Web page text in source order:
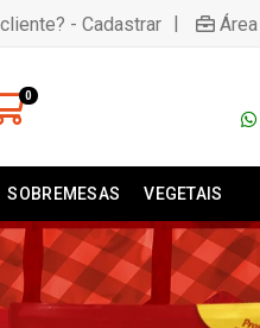
- Cadastrar |
0
SOBREMESAS VEGETAIS